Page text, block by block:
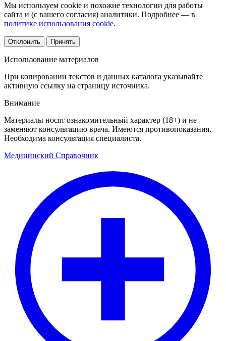
Мы используем cookie и похожие технологии для работы
сайта и (с вашего согласия) аналитики. Подробнее — в
политике использования cookie.
Отклонить Принять
Использование материалов
При копировании текстов и данных каталога указывайте
активную ссылку на страницу источника.
Внимание
Материалы носят ознакомительный характер (18+) и не
заменяют консультацию врача. Имеются противопоказания.
Необходима консультация специалиста.
Медицинский Справочник